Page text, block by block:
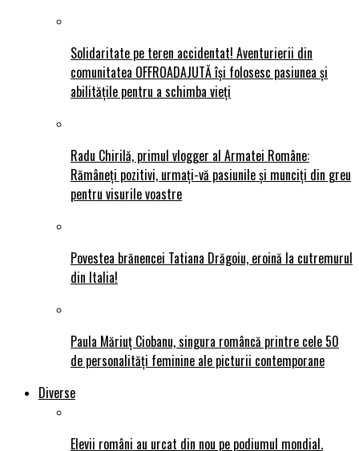
Solidaritate pe teren accidentat! Aventurierii din
comunitatea OFFROADAJUTĂ își folosesc pasiunea și
abilitățile pentru a schimba vieți
Radu Chirilă, primul vlogger al Armatei Române:
Rămâneți pozitivi, urmați-vă pasiunile și munciți din greu
pentru visurile voastre
Povestea brănencei Tatiana Drăgoiu, eroină la cutremurul
din Italia!
Paula Măriuț Ciobanu, singura româncă printre cele 50
de personalități feminine ale picturii contemporane
Diverse
Elevii români au urcat din nou pe podiumul mondial.